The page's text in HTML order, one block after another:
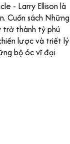
- Larry Ellison là
Cuốn sách Những
trở thành tỷ phú
lược và triết lý
bộ óc vĩ đại